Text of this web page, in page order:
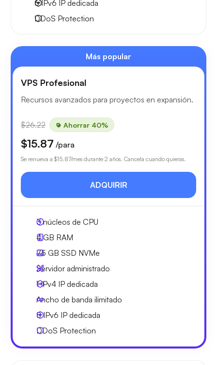
6 IPv6 IP dedicada
DDoS Protection
Más popular
VPS Profesional
Recursos avanzados para proyectos en expansión.
$26.22 Ahorrar 40%
$15.87 /para
Se renueva a $15.87/mes durante 2 años. Cancela cuando quieras.
ADQUIRIR
3núcleos de CPU
4 GB RAM
75 GB SSD NVMe
Servidor administrado
1 IPv4 IP dedicada
Ancho de banda ilimitado
8 IPv6 IP dedicada
DDoS Protection